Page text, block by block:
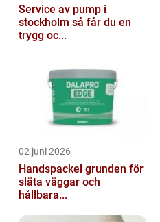
Service av pump i
stockholm så får du en
trygg oc...
02 juni 2026
Handspackel grunden för
släta väggar och
hållbara...